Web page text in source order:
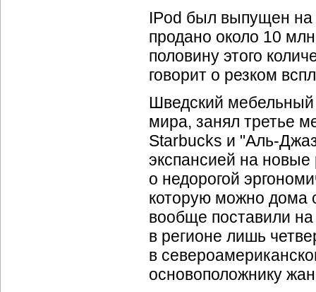
IPod был выпущен на
продано около 10
половину этого
говорит о резком
Шведский мебельный
мира, занял третье
Starbucks и "Аль-
экспансией на
о недорогой
которую можно дома
вообще поставили
в регионе лишь
в
основоположнику